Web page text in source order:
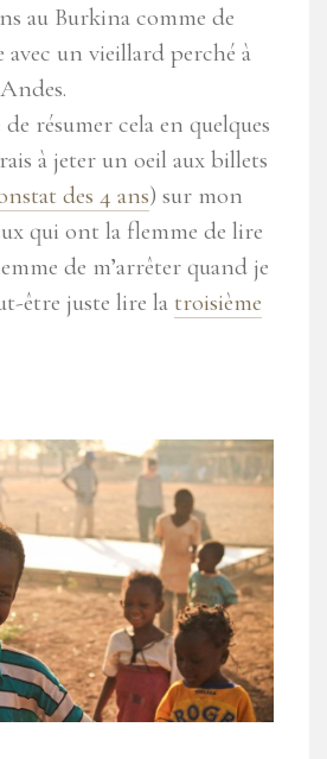
au Burkina comme de
avec un vieillard perché à
résumer cela en quelques
à jeter un oeil aux billets
des 4 ans) sur mon
qui ont la flemme de lire
de m’arrêter quand je
être juste lire la troisième